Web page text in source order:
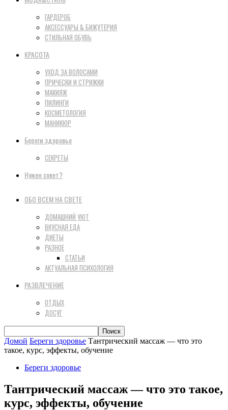
ГАРДЕРОБ
АКСЕССУАРЫ & БИЖУТЕРИЯ
СТИЛЬНАЯ ОБУВЬ
КРАСОТА
УХОД ЗА ВОЛОСАМИ
ПРИЧЕСКИ И СТРИЖКИ
МАКИЯЖ
ПИЛИНГИ
КОСМЕТОЛОГИЯ
МАНИКЮР
Береги здоровье
СЕКРЕТЫ
Нужен совет?
ОБО ВСЕМ НА СВЕТЕ
ДОМАШНИЙ УЮТ
ВКУСНАЯ ЕДА
ДИЕТЫ
РАЗНОЕ
СТАТЬИ
АКТУАЛЬНАЯ ПСИХОЛОГИЯ
РАЗВЛЕЧЕНИЕ
ОТДЫХ
ДОСУГ
Домой Береги здоровье Тантрический массаж — что это
такое, курс, эффекты, обучение
Береги здоровье
Тантрический массаж — что это такое,
курс, эффекты, обучение